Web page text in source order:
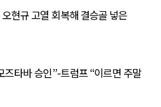
현규 고열 회복해 결승골 넣은
즈타바 승인”-트럼프 “이르면 주말